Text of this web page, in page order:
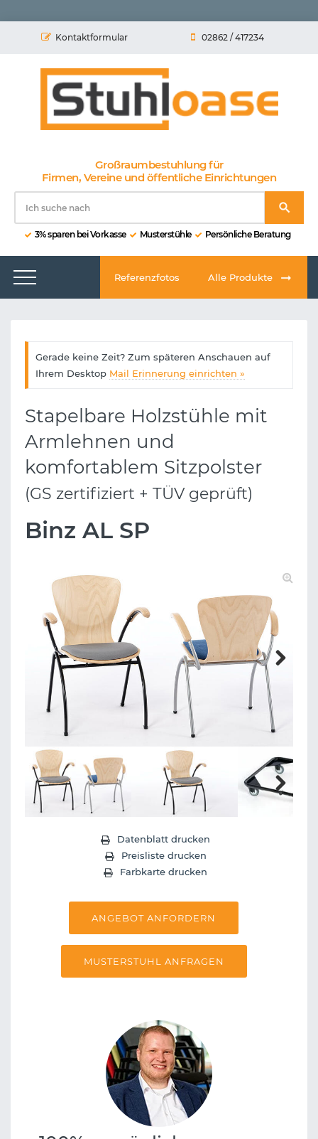
Kontaktformular 02862 / 417234
Großraumbestuhlung für
Firmen, Vereine und öffentliche Einrichtungen
3% sparen bei Vorkasse Musterstühle Persönliche Beratung
Referenzfotos Alle Produkte
Gerade keine Zeit? Zum späteren Anschauen auf
Ihrem Desktop Mail Erinnerung einrichten »
Stapelbare Holzstühle mit
Armlehnen und
komfortablem Sitzpolster
(GS zertifiziert + TÜV geprüft)
Binz AL SP
Next
Datenblatt drucken
Preisliste drucken
Farbkarte drucken
ANGEBOT ANFORDERN
MUSTERSTUHL ANFRAGEN